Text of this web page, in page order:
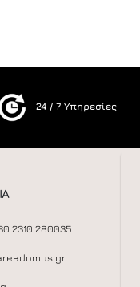
24 / 7 Υπηρεσίες
2310 280035